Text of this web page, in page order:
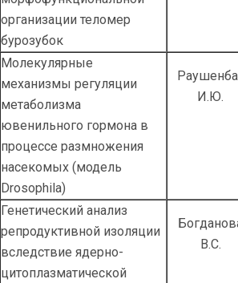
органи­зации теломер
бурозубок
Молекулярные
механизмы регуляции
метаболизма
ювенильного гормона в
процессе размножения
насекомых (модель
Drosophila)
И.Ю.
Генетический анализ
репродуктивной изоляции
вследствие ядерно-
цитоплазма­тической
В.С.